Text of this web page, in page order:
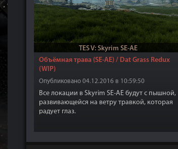
TES V: Skyrim SE-AE
Объёмная трава (SE-AE) / Dat Grass Redux
(WIP)
Опубликовано 04.12.2016 в 10:59:50
Все локации в Skyrim SE-AE будут с пышной,
развивающейся на ветру травкой, которая
радует глаз.